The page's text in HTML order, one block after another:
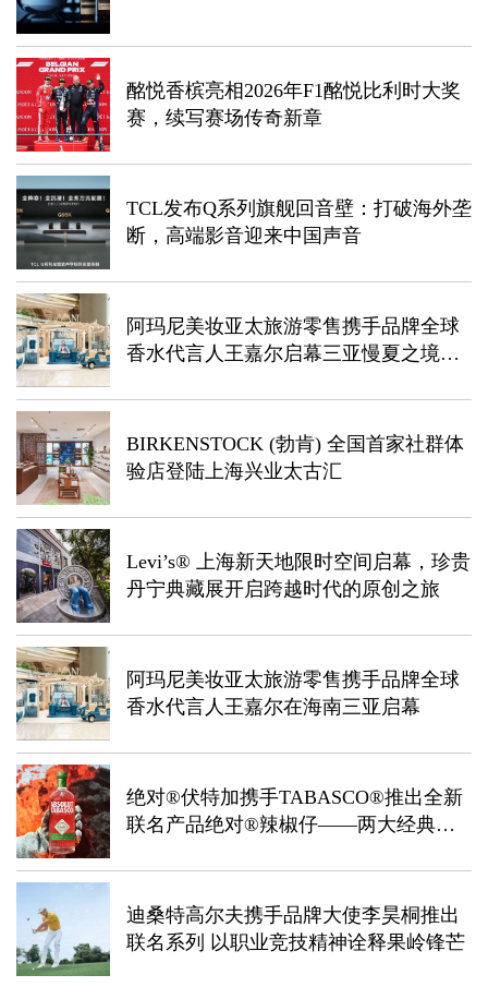
酩悦香槟亮相2026年F1酩悦比利时大奖
赛，续写赛场传奇新章
TCL发布Q系列旗舰回音壁：打破海外垄
断，高端影音迎来中国声音
阿玛尼美妆亚太旅游零售携手品牌全球
香水代言人王嘉尔​启幕三亚慢夏之境慢
BIRKENSTOCK (勃肯) 全国首家社群体
验店登陆上海兴业太古汇
Levi’s® 上海新天地限时空间启幕，珍贵
丹宁典藏展开启跨越时代的原创之旅
阿玛尼美妆亚太旅游零售携手品牌全球
香水代言人王嘉尔​在海南三亚启幕
绝对®伏特加携手TABASCO®推出全新
联名产品绝对®辣椒仔——两大经典品
迪桑特高尔夫携手品牌大使李昊桐推出
联名系列 以职业竞技精神诠释果岭锋芒